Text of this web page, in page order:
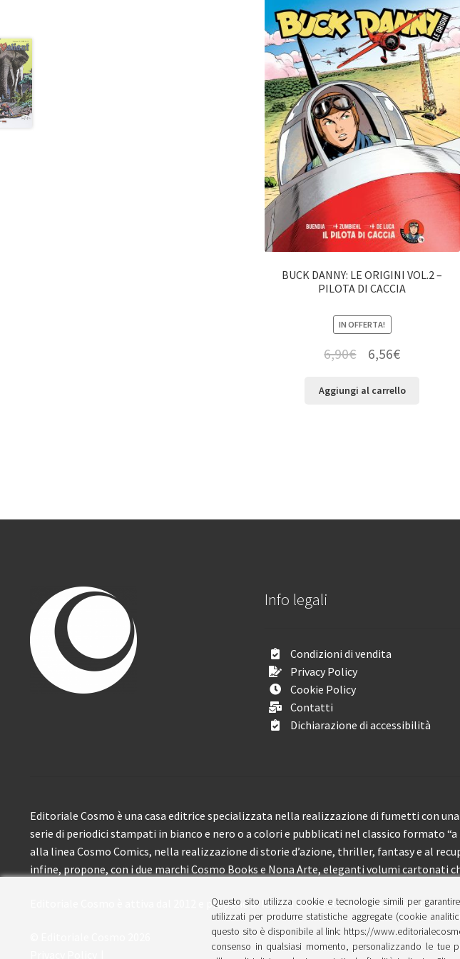
BUCK DANNY: LE ORIGINI VOL.2 –
PILOTA DI CACCIA
IN OFFERTA!
6,90€ 6,56€
Aggiungi al carrello
Info legali
Condizioni di vendita
Privacy Policy
Cookie Policy
Contatti
Dichiarazione di accessibilità
Editoriale Cosmo è una casa editrice specializzata nella realizzazione di fumetti con
serie di periodici stampati in bianco e nero o a colori e pubblicati nel classico formato
alla linea Cosmo Comics, nella realizzazione di storie d’azione, thriller, fantasy e al
infine, propone, con i due marchi Cosmo Books e Nona Arte, eleganti volumi cartonati
Editoriale Cosmo è attiva dal 2012 e propone ai lettori circa 150 pubblicazioni l’anno.
Questo sito utilizza cookie e tecnologie simili per
utilizzati per produrre statistiche aggregate (cookie
questo sito è disponibile al link: https://
consenso in qualsiasi momento, personalizzando le tue